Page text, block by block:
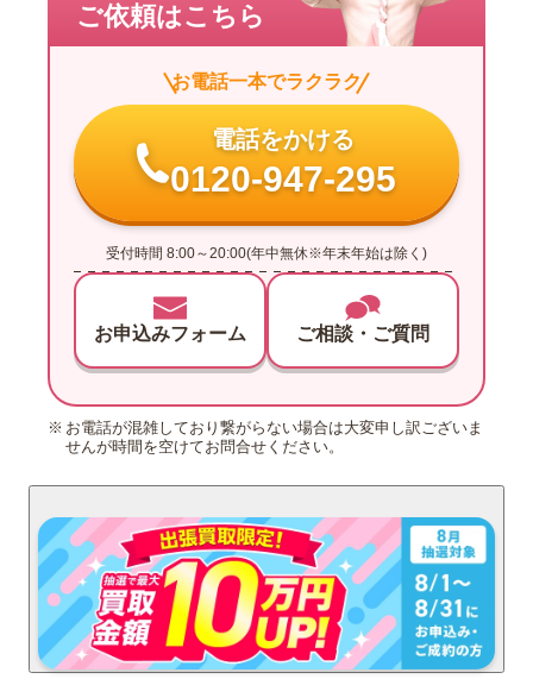
ご依頼はこちら
お電話一本でラクラク
電話をかける
0120-947-295
受付時間 8:00～20:00(年中無休※年末年始は除く)
お申込みフォーム ご相談・ご質問
お電話が混雑しており繋がらない場合は大変申し訳ございま
せんが時間を空けてお問合せください。